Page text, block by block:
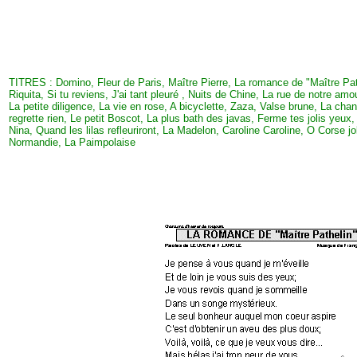
TITRES : Domino, Fleur de Paris, Maître Pierre, La romance de "Maître
Riquita, Si tu reviens, J'ai tant pleuré , Nuits de Chine, La rue de notre
La petite diligence, La vie en rose, A bicyclette, Zaza, Valse brune, La
regrette rien, Le petit Boscot, La plus bath des javas, Ferme tes jolis
Nina, Quand les lilas refleuriront, La Madelon, Caroline Caroline, O Corse
Normandie, La Paimpolaise